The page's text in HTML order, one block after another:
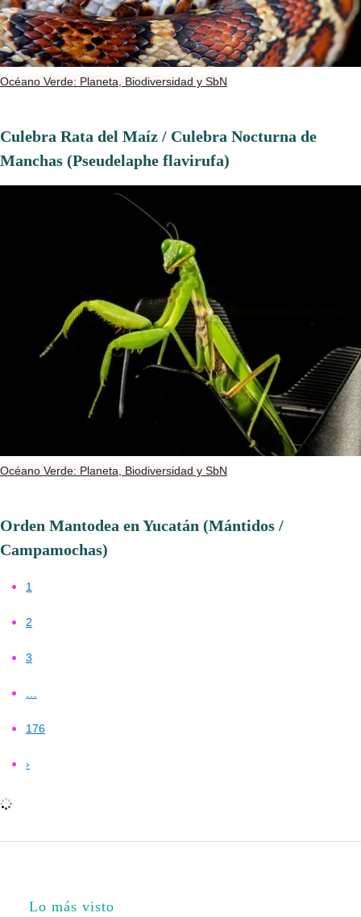
Océano Verde: Planeta, Biodiversidad y SbN
Culebra Rata del Maíz / Culebra Nocturna de
Manchas (Pseudelaphe flavirufa)
Océano Verde: Planeta, Biodiversidad y SbN
Orden Mantodea en Yucatán (Mántidos /
Campamochas)
1
2
3
176
›
Lo más visto